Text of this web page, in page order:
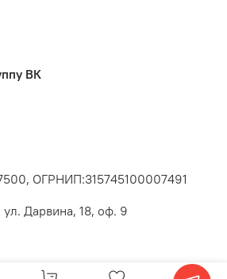
ВК
ОГРНИП:315745100007491
Дарвина, 18, оф. 9